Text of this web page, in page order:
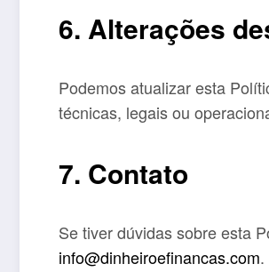
6. Alterações
Podemos atualizar esta
técnicas, legais ou
7. Contato
Se tiver dúvidas sobre esta
info@dinheiroefinancas.com.